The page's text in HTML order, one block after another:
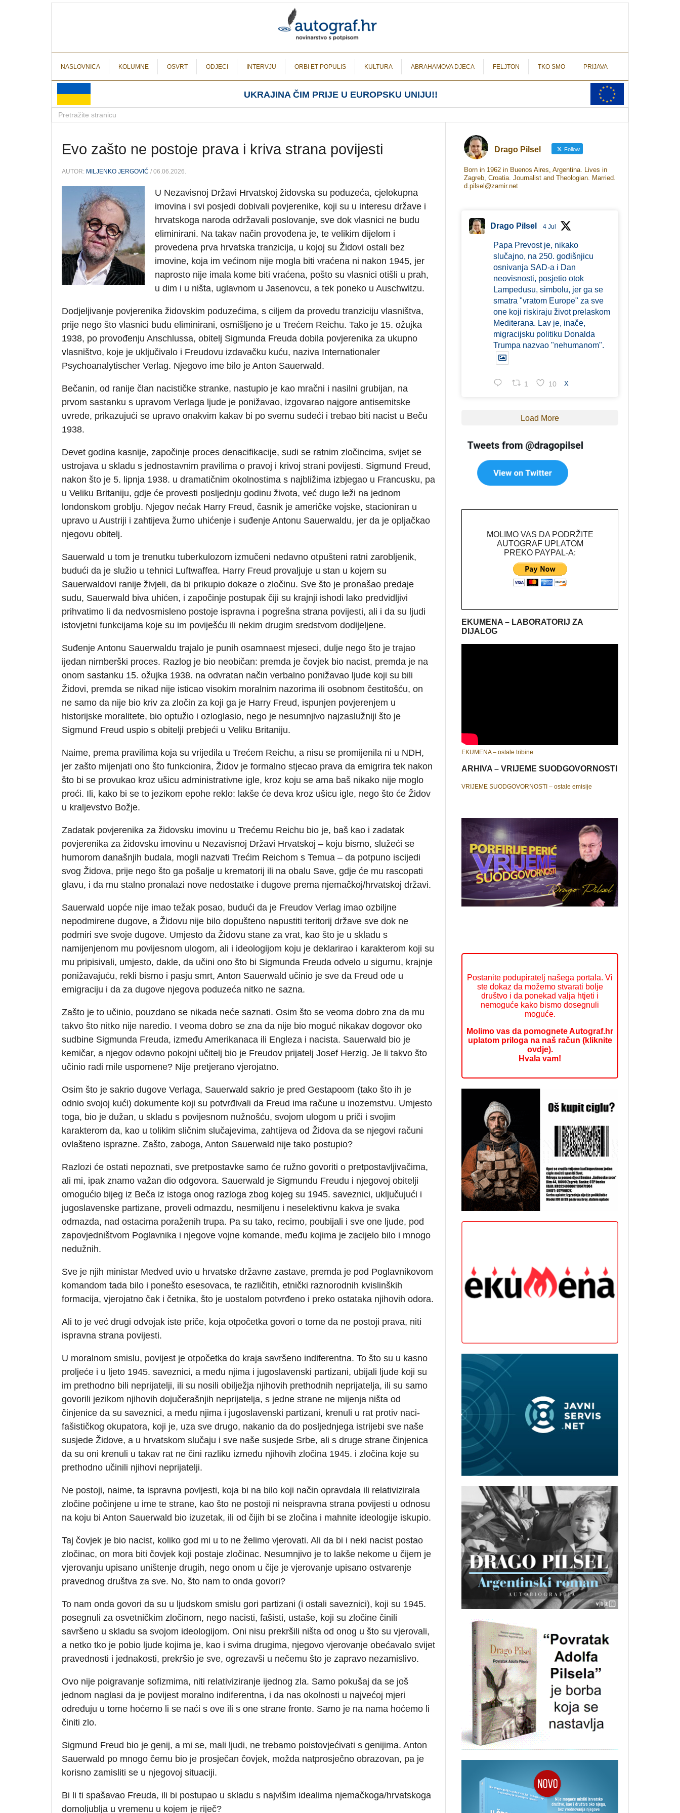
NASLOVNICA KOLUMNE OSVRT ODJECI INTERVJU ORBI ET POPULIS KULTURA ABRAHAMOVA DJECA FELJTON TKO SMO PRIJAVA
UKRAJINA ČIM PRIJE U EUROPSKU UNIJU!!
Evo zašto ne postoje prava i kriva strana povijesti
AUTOR: MILJENKO JERGOVIĆ / 06.06.2026.
U Nezavisnoj Državi Hrvatskoj židovska su poduzeća, cjelokupna
imovina i svi posjedi dobivali povjerenike, koji su u interesu države i
hrvatskoga naroda održavali poslovanje, sve dok vlasnici ne budu
eliminirani. Na takav način provođena je, te velikim dijelom i
provedena prva hrvatska tranzicija, u kojoj su Židovi ostali bez
imovine, koja im većinom nije mogla biti vraćena ni nakon 1945, jer
naprosto nije imala kome biti vraćena, pošto su vlasnici otišli u prah,
u dim i u ništa, uglavnom u Jasenovcu, a tek poneko u Auschwitzu.
Dodjeljivanje povjerenika židovskim poduzećima, s ciljem da provedu tranziciju vlasništva,
prije nego što vlasnici budu eliminirani, osmišljeno je u Trećem Reichu. Tako je 15. ožujka
1938, po provođenju Anschlussa, obitelj Sigmunda Freuda dobila povjerenika za ukupno
vlasništvo, koje je uključivalo i Freudovu izdavačku kuću, naziva Internationaler
Psychoanalytischer Verlag. Njegovo ime bilo je Anton Sauerwald.
Bečanin, od ranije član nacističke stranke, nastupio je kao mračni i nasilni grubijan, na
prvom sastanku s upravom Verlaga ljude je ponižavao, izgovarao najgore antisemitske
uvrede, prikazujući se upravo onakvim kakav bi po svemu sudeći i trebao biti nacist u Beču
1938.
Devet godina kasnije, započinje proces denacifikacije, sudi se ratnim zločincima, svijet se
ustrojava u skladu s jednostavnim pravilima o pravoj i krivoj strani povijesti. Sigmund Freud,
nakon što je 5. lipnja 1938. u dramatičnim okolnostima s najbližima izbjegao u Francusku, pa
u Veliku Britaniju, gdje će provesti posljednju godinu života, već dugo leži na jednom
londonskom groblju. Njegov nećak Harry Freud, časnik je američke vojske, stacioniran u
upravo u Austriji i zahtijeva žurno uhićenje i suđenje Antonu Sauerwaldu, jer da je opljačkao
njegovu obitelj.
Sauerwald u tom je trenutku tuberkulozom izmučeni nedavno otpušteni ratni zarobljenik,
budući da je služio u tehnici Luftwaffea. Harry Freud provaljuje u stan u kojem su
Sauerwaldovi ranije živjeli, da bi prikupio dokaze o zločinu. Sve što je pronašao predaje
sudu, Sauerwald biva uhićen, i započinje postupak čiji su krajnji ishodi lako predvidljivi
prihvatimo li da nedvosmisleno postoje ispravna i pogrešna strana povijesti, ali i da su ljudi
istovjetni funkcijama koje su im poviješću ili nekim drugim sredstvom dodijeljene.
Suđenje Antonu Sauerwaldu trajalo je punih osamnaest mjeseci, dulje nego što je trajao
ijedan nirnberški proces. Razlog je bio neobičan: premda je čovjek bio nacist, premda je na
onom sastanku 15. ožujka 1938. na odvratan način verbalno ponižavao ljude koji su bili
Židovi, premda se nikad nije isticao visokim moralnim nazorima ili osobnom čestitošću, on
ne samo da nije bio kriv za zločin za koji ga je Harry Freud, ispunjen povjerenjem u
historijske moralitete, bio optužio i ozloglasio, nego je nesumnjivo najzaslužniji što je
Sigmund Freud uspio s obitelji prebjeći u Veliku Britaniju.
Naime, prema pravilima koja su vrijedila u Trećem Reichu, a nisu se promijenila ni u NDH,
jer zašto mijenjati ono što funkcionira, Židov je formalno stjecao prava da emigrira tek nakon
što bi se provukao kroz ušicu administrativne igle, kroz koju se ama baš nikako nije moglo
proći. Ili, kako bi se to jezikom epohe reklo: lakše će deva kroz ušicu igle, nego što će Židov
u kraljevstvo Božje.
Zadatak povjerenika za židovsku imovinu u Trećemu Reichu bio je, baš kao i zadatak
povjerenika za židovsku imovinu u Nezavisnoj Državi Hrvatskoj – koju bismo, služeći se
humorom današnjih budala, mogli nazvati Trećim Reichom s Temua – da potpuno iscijedi
svog Židova, prije nego što ga pošalje u krematorij ili na obalu Save, gdje će mu rascopati
glavu, i da mu stalno pronalazi nove nedostatke i dugove prema njemačkoj/hrvatskoj državi.
Sauerwald uopće nije imao težak posao, budući da je Freudov Verlag imao ozbiljne
nepodmirene dugove, a Židovu nije bilo dopušteno napustiti teritorij države sve dok ne
podmiri sve svoje dugove. Umjesto da Židovu stane za vrat, kao što je u skladu s
namijenjenom mu povijesnom ulogom, ali i ideologijom koju je deklarirao i karakterom koji su
mu pripisivali, umjesto, dakle, da učini ono što bi Sigmunda Freuda odvelo u sigurnu, krajnje
ponižavajuću, rekli bismo i pasju smrt, Anton Sauerwald učinio je sve da Freud ode u
emigraciju i da za dugove njegova poduzeća nitko ne sazna.
Zašto je to učinio, pouzdano se nikada neće saznati. Osim što se veoma dobro zna da mu
takvo što nitko nije naredio. I veoma dobro se zna da nije bio moguć nikakav dogovor oko
sudbine Sigmunda Freuda, između Amerikanaca ili Engleza i nacista. Sauerwald bio je
kemičar, a njegov odavno pokojni učitelj bio je Freudov prijatelj Josef Herzig. Je li takvo što
učinio radi mile uspomene? Nije pretjerano vjerojatno.
Osim što je sakrio dugove Verlaga, Sauerwald sakrio je pred Gestapoom (tako što ih je
odnio svojoj kući) dokumente koji su potvrđivali da Freud ima račune u inozemstvu. Umjesto
toga, bio je dužan, u skladu s povijesnom nužnošću, svojom ulogom u priči i svojim
karakterom da, kao u tolikim sličnim slučajevima, zahtijeva od Židova da se njegovi računi
ovlašteno isprazne. Zašto, zaboga, Anton Sauerwald nije tako postupio?
Razlozi će ostati nepoznati, sve pretpostavke samo će ružno govoriti o pretpostavljivačima,
ali mi, ipak znamo važan dio odgovora. Sauerwald je Sigmundu Freudu i njegovoj obitelji
omogućio bijeg iz Beča iz istoga onog razloga zbog kojeg su 1945. saveznici, uključujući i
jugoslavenske partizane, proveli odmazdu, nesmiljenu i neselektivnu kakva je svaka
odmazda, nad ostacima poraženih trupa. Pa su tako, recimo, poubijali i sve one ljude, pod
zapovjedništvom Poglavnika i njegove vojne komande, među kojima je zacijelo bilo i mnogo
nedužnih.
Sve je njih ministar Medved uvio u hrvatske državne zastave, premda je pod Poglavnikovom
komandom tada bilo i ponešto esesovaca, te različitih, etnički raznorodnih kvislinških
formacija, vjerojatno čak i četnika, što je uostalom potvrđeno i preko ostataka njihovih odora.
Ali to je već drugi odvojak iste priče, koja otpočetka govori o tome da ne postoji prava, niti
ispravna strana povijesti.
U moralnom smislu, povijest je otpočetka do kraja savršeno indiferentna. To što su u kasno
proljeće i u ljeto 1945. saveznici, a među njima i jugoslavenski partizani, ubijali ljude koji su
im prethodno bili neprijatelji, ili su nosili obilježja njihovih prethodnih neprijatelja, ili su samo
govorili jezikom njihovih dojučerašnjih neprijatelja, s jedne strane ne mijenja ništa od
činjenice da su saveznici, a među njima i jugoslavenski partizani, krenuli u rat protiv naci-
fašističkog okupatora, koji je, uza sve drugo, nakanio da do posljednjega istrijebi sve naše
susjede Židove, a u hrvatskom slučaju i sve naše susjede Srbe, ali s druge strane činjenica
da su oni krenuli u takav rat ne čini razliku između njihovih zločina 1945. i zločina koje su
prethodno učinili njihovi neprijatelji.
Ne postoji, naime, ta ispravna povijesti, koja bi na bilo koji način opravdala ili relativizirala
zločine počinjene u ime te strane, kao što ne postoji ni neispravna strana povijesti u odnosu
na koju bi Anton Sauerwald bio izuzetak, ili od čijih bi se zločina i mahnite ideologije iskupio.
Taj čovjek je bio nacist, koliko god mi u to ne želimo vjerovati. Ali da bi i neki nacist postao
zločinac, on mora biti čovjek koji postaje zločinac. Nesumnjivo je to lakše nekome u čijem je
vjerovanju upisano uništenje drugih, nego onom u čije je vjerovanje upisano ostvarenje
pravednog društva za sve. No, što nam to onda govori?
To nam onda govori da su u ljudskom smislu gori partizani (i ostali saveznici), koji su 1945.
posegnuli za osvetničkim zločinom, nego nacisti, fašisti, ustaše, koji su zločine činili
savršeno u skladu sa svojom ideologijom. Oni nisu prekršili ništa od onog u što su vjerovali,
a netko tko je pobio ljude kojima je, kao i svima drugima, njegovo vjerovanje obećavalo svijet
pravednosti i jednakosti, prekršio je sve, ogrezavši u nečemu što je zapravo nezamislivo.
Ovo nije poigravanje sofizmima, niti relativiziranje ijednog zla. Samo pokušaj da se još
jednom naglasi da je povijest moralno indiferentna, i da nas okolnosti u najvećoj mjeri
određuju u tome hoćemo li se naći s ove ili s one strane fronte. Samo je na nama hoćemo li
činiti zlo.
Sigmund Freud bio je genij, a mi se, mali ljudi, ne trebamo poistovjećivati s genijima. Anton
Sauerwald po mnogo čemu bio je prosječan čovjek, možda natprosječno obrazovan, pa je
korisno zamisliti se u njegovoj situaciji.
Bi li ti spašavao Freuda, ili bi postupao u skladu s najvišim idealima njemačkoga/hrvatskoga
domoljublja u vremenu u kojem je riječ?
Drago Pilsel Follow
Born in 1962 in Buenos Aires, Argentina. Lives in
Zagreb, Croatia. Journalist and Theologian. Married.
d.pilsel@zamir.net
Drago Pilsel 4 Jul
Papa Prevost je, nikako
slučajno, na 250. godišnjicu
osnivanja SAD-a i Dan
neovisnosti, posjetio otok
Lampedusu, simbolu, jer ga se
smatra "vratom Europe" za sve
one koji riskiraju život prelaskom
Mediterana. Lav je, inače,
migracijsku politiku Donalda
Trumpa nazvao "nehumanom".
1 10 X
Load More
MOLIMO VAS DA PODRŽITE
AUTOGRAF UPLATOM
PREKO PAYPAL-A:
EKUMENA – LABORATORIJ ZA
DIJALOG
EKUMENA – ostale tribine
ARHIVA – VRIJEME SUODGOVORNOSTI
VRIJEME SUODGOVORNOSTI – ostale emisije
Postanite podupiratelj našega portala. Vi
ste dokaz da možemo stvarati bolje
društvo i da ponekad valja htjeti i
nemoguće kako bismo dosegnuli
moguće.
Molimo vas da pomognete Autograf.hr
uplatom priloga na naš račun (kliknite
ovdje).
Hvala vam!